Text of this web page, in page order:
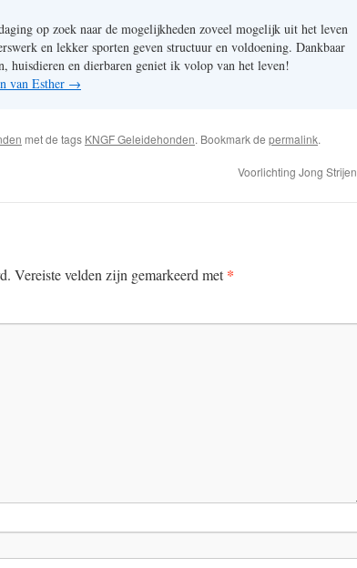
op zoek naar de mogelijkheden zoveel mogelijk uit het leven
en lekker sporten geven structuur en voldoening. Dankbaar
huisdieren en dierbaren geniet ik volop van het leven!
van Esther →
met de tags KNGF Geleidehonden. Bookmark de permalink.
Voorlichting Jong Strijen
Vereiste velden zijn gemarkeerd met*